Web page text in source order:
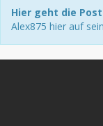
Hier geht die
Alex875 hier auf